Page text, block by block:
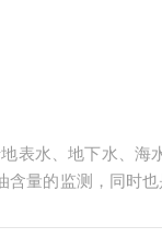
表水、地下水、海
量的监测，同时